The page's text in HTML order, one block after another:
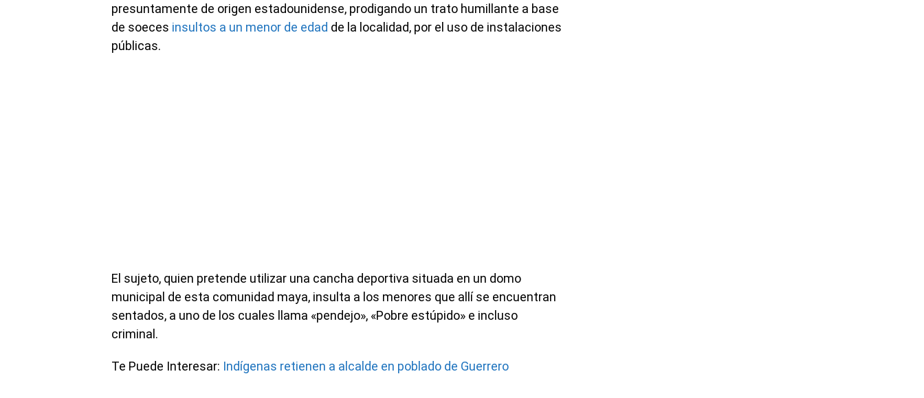
presuntamente de origen estadounidense, prodigando un trato humillante a base
de soeces insultos a un menor de edad de la localidad, por el uso de instalaciones
públicas.
El sujeto, quien pretende utilizar una cancha deportiva situada en un domo
municipal de esta comunidad maya, insulta a los menores que allí se encuentran
sentados, a uno de los cuales llama «pendejo», «Pobre estúpido» e incluso
criminal.
Te Puede Interesar: Indígenas retienen a alcalde en poblado de Guerrero